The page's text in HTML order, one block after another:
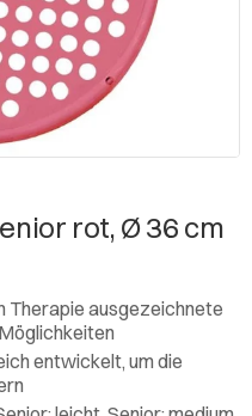
rot, Ø 36 cm
Therapie ausgezeichnete
entwickelt, um die